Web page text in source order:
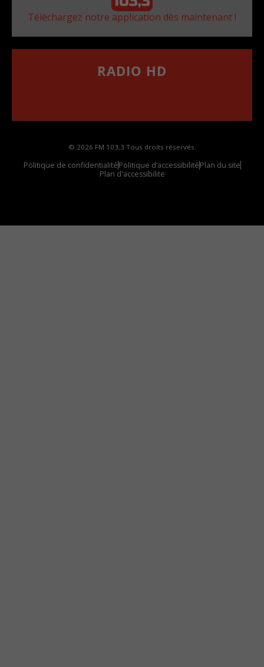
Téléchargez notre application dès maintenant !
RADIO HD
© 2026 FM 103,3 Tous droits réservés.
Politique de confidentialitéPolitique d’accessibilitéPlan du site
Plan d'accessibilite